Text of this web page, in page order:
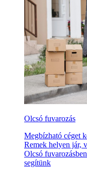
Olcsó fuvarozás
Megbízható céget
Remek helyen jár,
Olcsó
segítünk